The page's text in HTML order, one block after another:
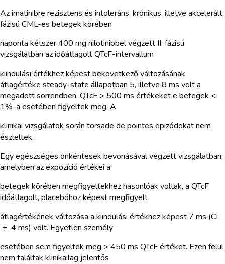
Az imatinibre rezisztens és intoleráns, krónikus, illetve akcelerált
fázisú CML-es betegek körében
naponta kétszer 400 mg nilotinibbel végzett II. fázisú
vizsgálatban az időátlagolt QTcF-intervallum
kiindulási értékhez képest bekövetkező változásának
átlagértéke steady-state állapotban 5, illetve 8 ms volt a
megadott sorrendben. QTcF > 500 ms értékeket e betegek <
1%-a esetében figyeltek meg. A
klinikai vizsgálatok során torsade de pointes epizódokat nem
észleltek.
Egy egészséges önkéntesek bevonásával végzett vizsgálatban,
amelyben az expozíció értékei a
betegek körében megfigyeltekhez hasonlóak voltak, a QTcF
időátlagolt, placebóhoz képest megfigyelt
átlagértékének változása a kiindulási értékhez képest 7 ms (CI
± 4 ms) volt. Egyetlen személy
esetében sem figyeltek meg > 450 ms QTcF értéket. Ezen felül
nem találtak klinikailag jelentős